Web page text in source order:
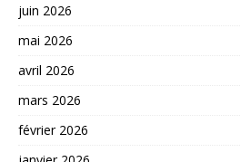
juin 2026
mai 2026
avril 2026
mars 2026
février 2026